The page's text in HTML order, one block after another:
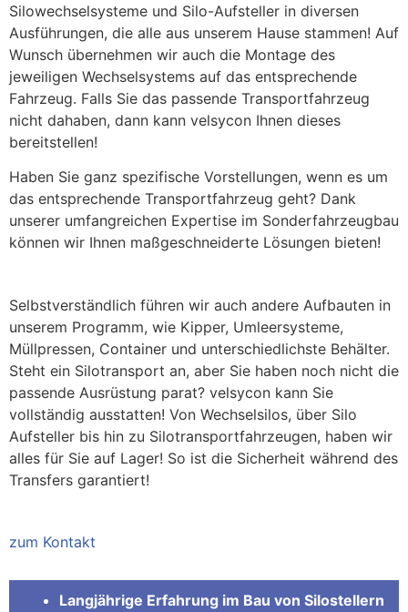
Silowechselsysteme und Silo-Aufsteller in diversen
Ausführungen, die alle aus unserem Hause stammen! Auf
Wunsch übernehmen wir auch die Montage des
jeweiligen Wechselsystems auf das entsprechende
Fahrzeug. Falls Sie das passende Transportfahrzeug
nicht dahaben, dann kann velsycon Ihnen dieses
bereitstellen!
Haben Sie ganz spezifische Vorstellungen, wenn es um
das entsprechende Transportfahrzeug geht? Dank
unserer umfangreichen Expertise im Sonderfahrzeugbau
können wir Ihnen maßgeschneiderte Lösungen bieten!
Selbstverständlich führen wir auch andere Aufbauten in
unserem Programm, wie Kipper, Umleersysteme,
Müllpressen, Container und unterschiedlichste Behälter.
Steht ein Silotransport an, aber Sie haben noch nicht die
passende Ausrüstung parat? velsycon kann Sie
vollständig ausstatten! Von Wechselsilos, über Silo
Aufsteller bis hin zu Silotransportfahrzeugen, haben wir
alles für Sie auf Lager! So ist die Sicherheit während des
Transfers garantiert!
zum Kontakt
Langjährige Erfahrung im Bau von Silostellern